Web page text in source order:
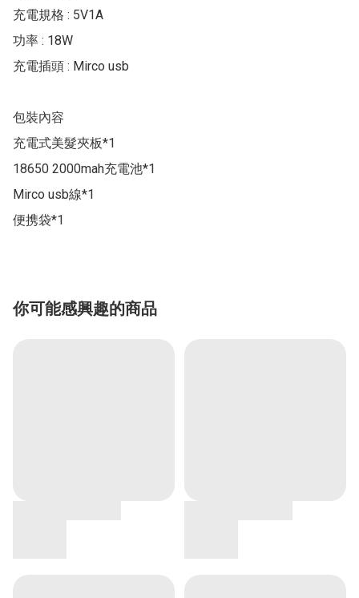
充電規格 : 5V1A
功率 : 18W
充電插頭 : Mirco usb
包裝內容
充電式美髮夾板*1
18650 2000mah充電池*1
Mirco usb線*1
便携袋*1
你可能感興趣的商品